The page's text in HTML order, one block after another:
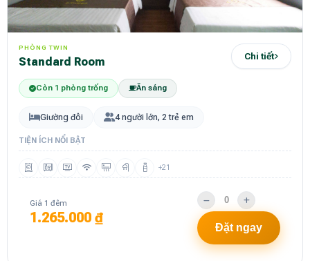
PHÒNG TWIN
Standard Room Chi tiết
Còn 1 phòng trống Ăn sáng
Giường đôi 4 người lớn, 2 trẻ em
TIỆN ÍCH NỔI BẬT
+21
Giá 1 đêm
1.265.000 ₫
Đặt ngay